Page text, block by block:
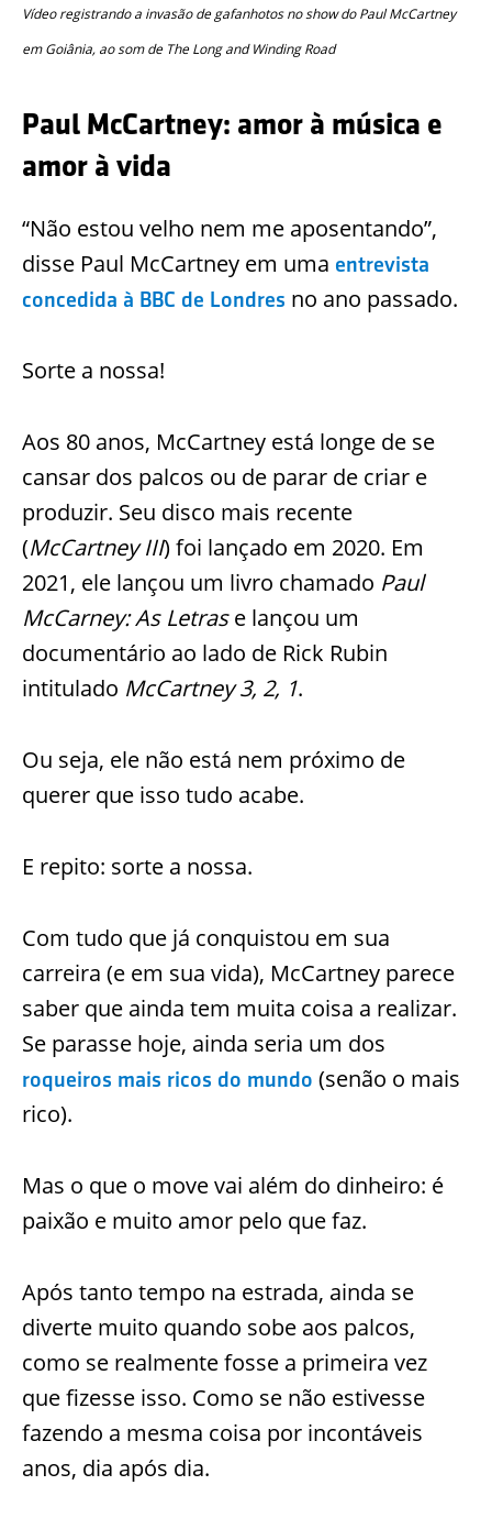
Vídeo registrando a invasão de gafanhotos no show do Paul McCartney
em Goiânia, ao som de The Long and Winding Road
Paul McCartney: amor à música e
amor à vida
“Não estou velho nem me aposentando”,
disse Paul McCartney em uma entrevista
concedida à BBC de Londres no ano passado.
Sorte a nossa!
Aos 80 anos, McCartney está longe de se
cansar dos palcos ou de parar de criar e
produzir. Seu disco mais recente
(McCartney III) foi lançado em 2020. Em
2021, ele lançou um livro chamado Paul
McCarney: As Letrase lançou um
documentário ao lado de Rick Rubin
intitulado McCartney 3, 2, 1.
Ou seja, ele não está nem próximo de
querer que isso tudo acabe.
E repito: sorte a nossa.
Com tudo que já conquistou em sua
carreira (e em sua vida), McCartney parece
saber que ainda tem muita coisa a realizar.
Se parasse hoje, ainda seria um dos
roqueiros mais ricos do mundo (senão o mais
rico).
Mas o que o move vai além do dinheiro: é
paixão e muito amor pelo que faz.
Após tanto tempo na estrada, ainda se
diverte muito quando sobe aos palcos,
como se realmente fosse a primeira vez
que fizesse isso. Como se não estivesse
fazendo a mesma coisa por incontáveis
anos, dia após dia.